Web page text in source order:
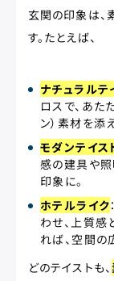
玄関の印象は、
す。たとえば、
ナチュラルテ
ロスで、あた
ン）素材を添
モダンテイス
感の建具や照
印象に。
ホテルライク
わせ、上質感
れば、空間の
どのテイストも、